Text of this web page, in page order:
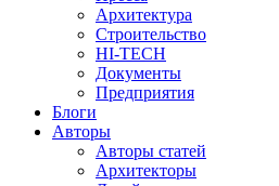
Архитектура
Строительство
HI-TECH
Документы
Предприятия
Блоги
Авторы
Авторы статей
Архитекторы